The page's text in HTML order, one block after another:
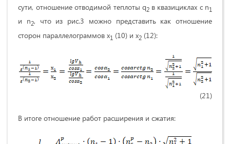
сути, отношение отводимой теплоты q2 в квазициклах с n1
и n2, что из рис.3 можно представить как отношение
сторон параллелограммов х1 (10) и х2 (12):
(21)
В итоге отношение работ расширения и сжатия: